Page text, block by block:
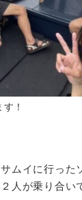
！
ムイに行った
人が乗り合い